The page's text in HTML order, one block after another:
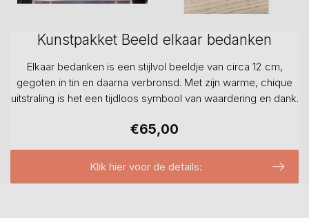
Kunstpakket Beeld elkaar bedanken
Elkaar bedanken is een stijlvol beeldje van circa 12 cm,
gegoten in tin en daarna verbronsd. Met zijn warme, chique
uitstraling is het een tijdloos symbool van waardering en dank.
€65,00
Klik hier voor de details: